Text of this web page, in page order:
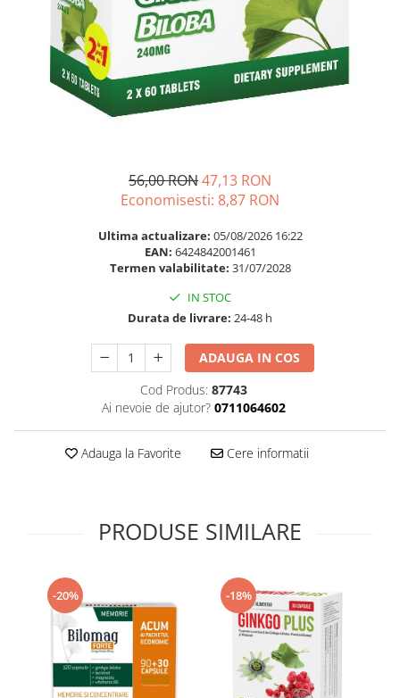
Omega 3
Par si unghii
Probiotice si prebiotice
Slabire si control greutate
Supliment Complexe
Supliment Vitamina B
Supliment Vitamina C
Supliment Vitamina D3
Tuse gat si respiratie
Ingrijire par
Balsam masca si tratament
Produse cu SPF Pentru Fata
Repelenti insecte
56,00 RON47,13 RON
Economisesti: 8,87 RON
Ultima actualizare: 05/08/2026 16:22
EAN: 6424842001461
Termen valabilitate: 31/07/2028
IN STOC
Durata de livrare: 24-48 h
ADAUGA IN COS
Cod Produs: 87743
Ai nevoie de ajutor? 0711064602
Adauga la Favorite Cere informatii
PRODUSE SIMILARE
-20% -18%